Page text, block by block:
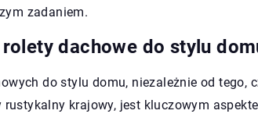
zadaniem.
dachowe do stylu
do stylu domu, niezależnie od tego,
rustykalny krajowy, jest kluczowym